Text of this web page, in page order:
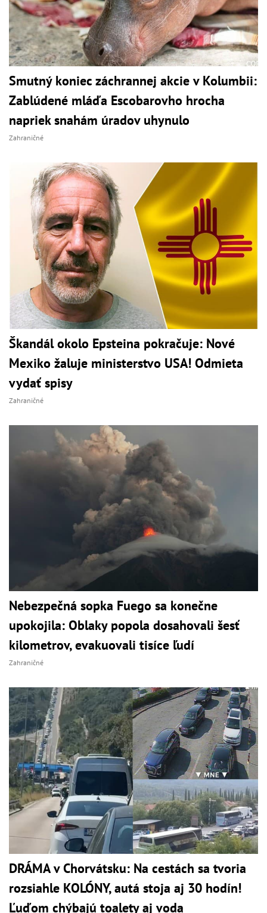
Smutný koniec záchrannej akcie v Kolumbii:
Zablúdené mláďa Escobarovho hrocha
napriek snahám úradov uhynulo
Zahraničné
Škandál okolo Epsteina pokračuje: Nové
Mexiko žaluje ministerstvo USA! Odmieta
vydať spisy
Zahraničné
Nebezpečná sopka Fuego sa konečne
upokojila: Oblaky popola dosahovali šesť
kilometrov, evakuovali tisíce ľudí
Zahraničné
DRÁMA v Chorvátsku: Na cestách sa tvoria
rozsiahle KOLÓNY, autá stoja aj 30 hodín!
Ľuďom chýbajú toalety aj voda